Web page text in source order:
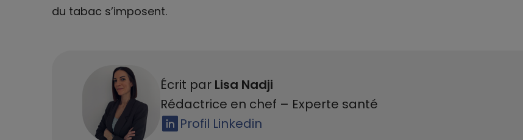
du tabac s’imposent.
Écrit par Lisa Nadji
Rédactrice en chef – Experte santé
Profil Linkedin